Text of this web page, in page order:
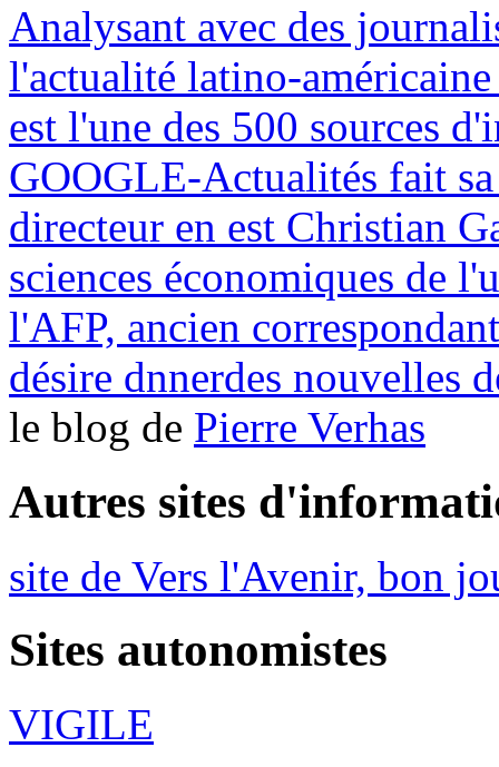
Analysant avec des
l'actualité latino-
est l'une des 500 sources
GOOGLE-Actualités fait
directeur en est Christian
sciences économiques de
l'AFP, ancien
désire dnnerdes nouvelles
le blog de Pierre Verhas
Autres sites
site de Vers l'Avenir, bon
Sites autonomistes
VIGILE